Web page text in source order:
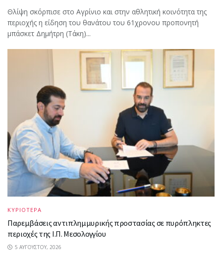
Θλίψη σκόρπισε στο Αγρίνιο και στην αθλητική κοινότητα της
περιοχής η είδηση του θανάτου του 61χρονου προπονητή
μπάσκετ Δημήτρη (Τάκη)...
ΚΥΡΙΟΤΕΡΑ
Παρεμβάσεις αντιπλημμυρικής προστασίας σε πυρόπληκτες
περιοχές της Ι.Π. Μεσολογγίου
5 ΑΥΓΟΎΣΤΟΥ, 2026